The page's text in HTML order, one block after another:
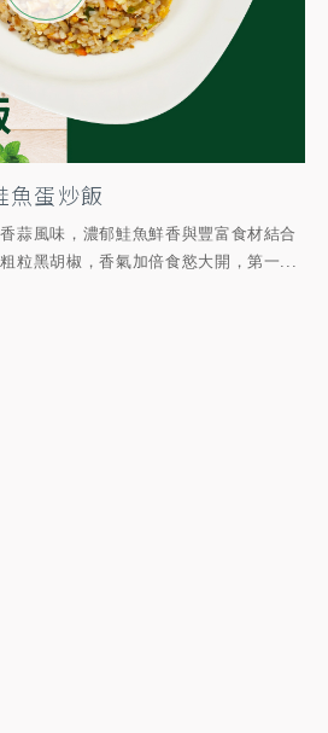
魚蛋炒飯
蒜風味，濃郁鮭魚鮮香與豐富食材結合
粒黑胡椒，香氣加倍食慾大開，第一...